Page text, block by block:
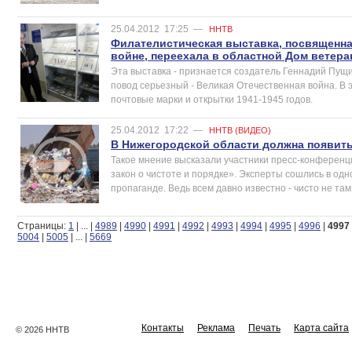
25.04.2012 17:25 — ННТВ
Филателистическая выставка,
войне, переехала в областной Дом
Эта выставка - признается создатель Геннадий
повод серьезный - Великая Отечественная война. В
почтовые марки и открытки 1941-1945 годов.
25.04.2012 17:22 — ННТВ (ВИДЕО)
В Нижегородской области должна
Такое мнение высказали участники пресс-
закон о чистоте и порядке». Эксперты сошлись в
пропаганде. Ведь всем давно известно - чисто не
Страницы: 1 | | 4989 | 4990 | 4991 | 4992 | 4993 | 4994 | 4995 | 4996 | 4997
5004 | 5005 | | 5669
© 2026 ННТВ Контакты Реклама Печать Карта сайта